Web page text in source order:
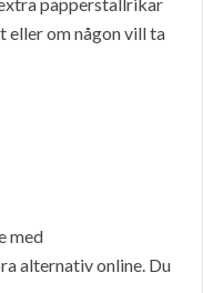
eller om någon vill ta
med
alternativ online. Du